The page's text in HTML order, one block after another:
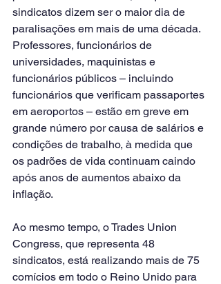
sindicatos dizem ser o maior dia de
paralisações em mais de uma década.
Professores, funcionários de
universidades, maquinistas e
funcionários públicos – incluindo
funcionários que verificam passaportes
em aeroportos – estão em greve em
grande número por causa de salários e
condições de trabalho, à medida que
os padrões de vida continuam caindo
após anos de aumentos abaixo da
inflação.
Ao mesmo tempo, o Trades Union
Congress, que representa 48
sindicatos, está realizando mais de 75
comícios em todo o Reino Unido para